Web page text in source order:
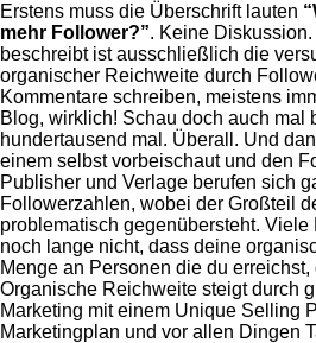
Erstens muss die Überschrift lauten
mehr Follower?”. Keine
beschreibt ist ausschließlich die
organischer Reichweite durch
Kommentare schreiben, meistens
Blog, wirklich! Schau doch auch mal
hundertausend mal. Überall. Und
einem selbst vorbeischaut und den
Publisher und Verlage berufen sich
Followerzahlen, wobei der Großteil
problematisch gegenübersteht.
noch lange nicht, dass deine
Menge an Personen die du erreichst,
Organische Reichweite steigt durch
Marketing mit einem Unique Selling
Marketingplan und vor allen Dingen